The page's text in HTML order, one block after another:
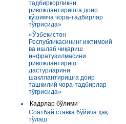
тадбиркорликни
ривожлантиришга доир
қўшимча чора-тадбирлар
тўғрисида»
«Ўзбекистон
Республикасининг ижтимоий
ва ишлаб чиқариш
инфратузилмасини
ривожлантириш
дастурларини
шакллантиришга доир
ташкилий чора-тадбирлар
тўғрисида»
Кадрлар бўлими
Соатбай ставка бўйича ҳақ
тўлаш